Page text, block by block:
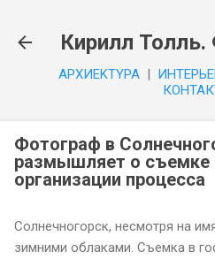
Кирилл
APXИEKTYPA |
Фотограф в
размышляет о съемке
организации процесса
Солнечногорск, несмотря на
зимними облаками. Съемка в